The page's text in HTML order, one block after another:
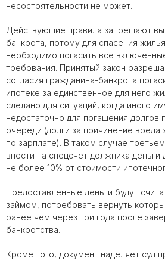
несостоятельности не может.
Действующие правила запрещают
банкрота, потому для спасения
необходимо погасить все
требования. Принятый закон
согласия гражданина-банкрота
ипотеке за единственное для него
сделано для ситуаций, когда иного
недостаточно для погашения долгов
очереди (долги за причинение
по зарплате). В таком случае
внести на спецсчет должника деньги
не более 10% от стоимости
Предоставленные деньги будут
займом, потребовать вернуть
ранее чем через три года после
банкротства.
Кроме того, документ наделяет суд